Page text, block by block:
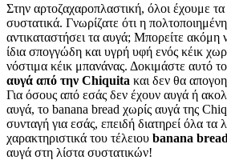
Στην αρτοζαχαροπλαστική, όλοι έχουμε
συστατικά. Γνωρίζατε ότι η
αντικαταστήσει τα αυγά; Μπορείτε ακόμη
ίδια σπογγώδη και υγρή υφή ενός κέικ
νόστιμα κέικ μπανάνας. Δοκιμάστε αυτό το
αυγά από την Chiquita και δεν θα
Για όσους από εσάς δεν έχουν αυγά ή
αυγά, το banana bread χωρίς αυγά της
συνταγή για εσάς, επειδή διατηρεί όλα τα
χαρακτηριστικά του τέλειου banana bread
αυγά στη λίστα συστατικών!